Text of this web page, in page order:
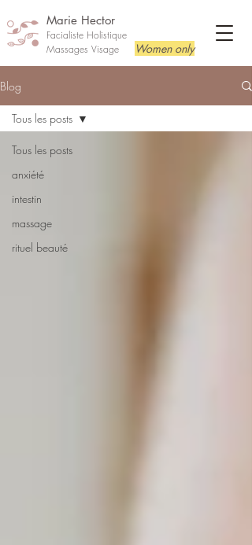
Marie Hector
Facialiste Holistique
Massages Visage
Women only
Blog
Tous les posts
anxiété
intestin
massage
rituel beauté
Tous les posts